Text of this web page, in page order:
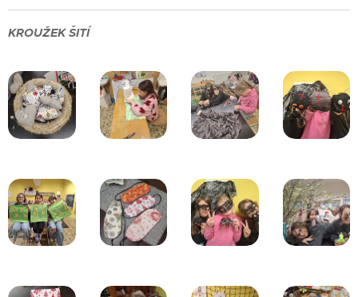
KROUŽEK ŠITÍ